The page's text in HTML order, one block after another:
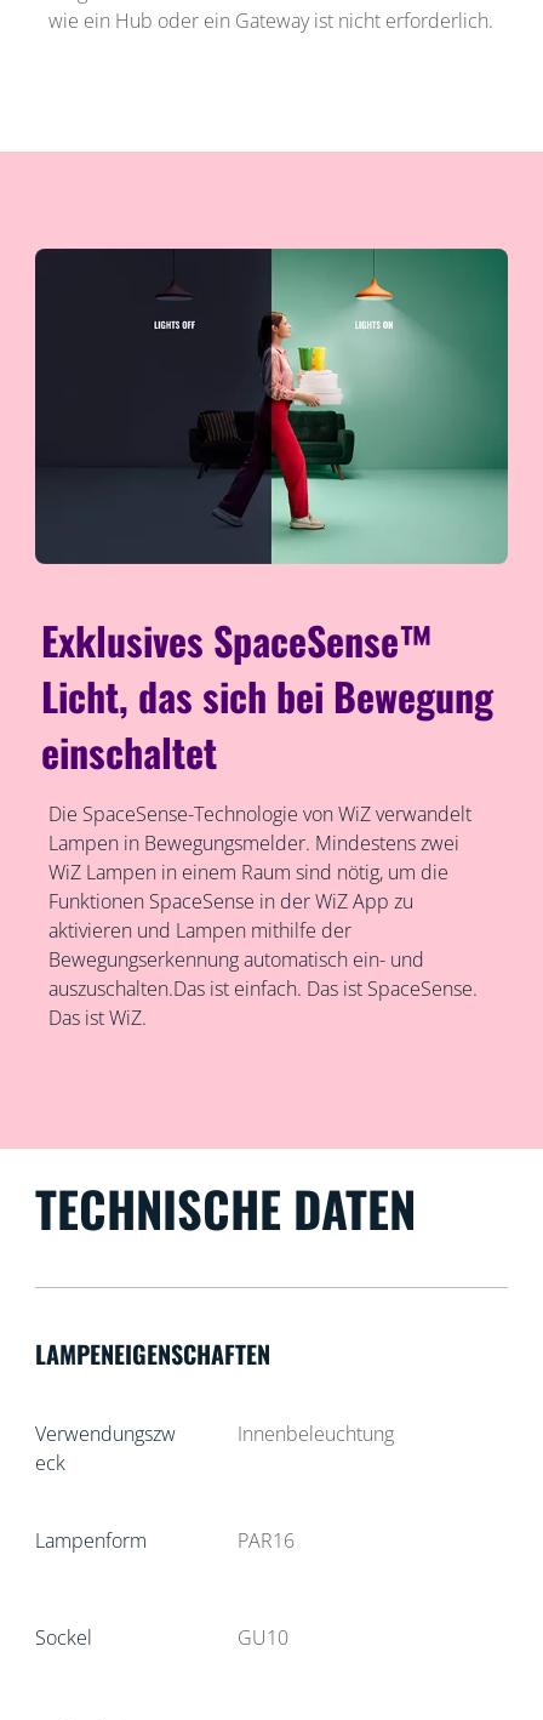
wie ein Hub oder ein Gateway ist nicht erforderlich.
Exklusives SpaceSense™
Licht, das sich bei Bewegung
einschaltet
Die SpaceSense-Technologie von WiZ verwandelt
Lampen in Bewegungsmelder. Mindestens zwei
WiZ Lampen in einem Raum sind nötig, um die
Funktionen SpaceSense in der WiZ App zu
aktivieren und Lampen mithilfe der
Bewegungserkennung automatisch ein- und
auszuschalten.Das ist einfach. Das ist SpaceSense.
Das ist WiZ.
TECHNISCHE DATEN
LAMPENEIGENSCHAFTEN
Verwendungszw
eck
Innenbeleuchtung
Lampenform PAR16
Sockel GU10